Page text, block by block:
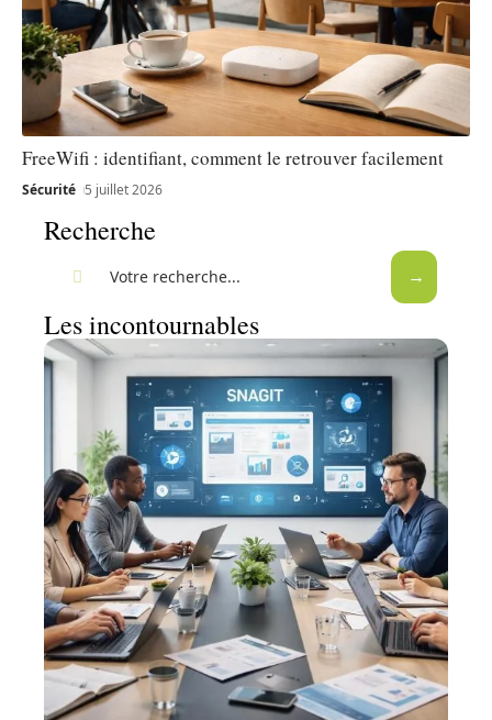
FreeWifi : identifiant, comment le retrouver facilement
Sécurité 5 juillet 2026
Recherche
Les incontournables